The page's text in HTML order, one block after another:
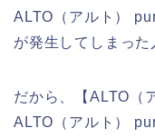
ALTO（アルト）
が発生してしまった
だから、【ALTO（
ALTO（アルト）